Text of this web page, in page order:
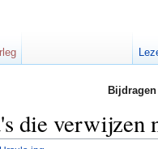
die verwijzen